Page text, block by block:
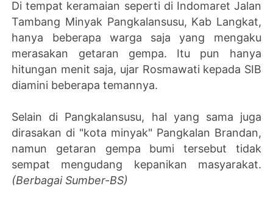
Di tempat keramaian seperti di Indomaret Jalan
Tambang Minyak Pangkalansusu, Kab Langkat,
hanya beberapa warga saja yang mengaku
merasakan getaran gempa. Itu pun hanya
hitungan menit saja, ujar Rosmawati kepada SIB
diamini beberapa temannya.
Selain di Pangkalansusu, hal yang sama juga
dirasakan di "kota minyak" Pangkalan Brandan,
namun getaran gempa bumi tersebut tidak
sempat mengudang kepanikan masyarakat.
(Berbagai Sumber-BS)